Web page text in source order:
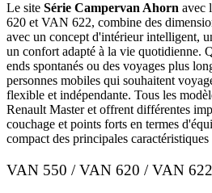
Le site Série Campervan Ahorn avec
620 et VAN 622, combine des
avec un concept d'intérieur intelligent,
un confort adapté à la vie quotidienne.
ends spontanés ou des voyages plus
personnes mobiles qui souhaitent
flexible et indépendante. Tous les
Renault Master et offrent différentes
couchage et points forts en termes
compact des principales
VAN 550 / VAN 620 / VAN 622